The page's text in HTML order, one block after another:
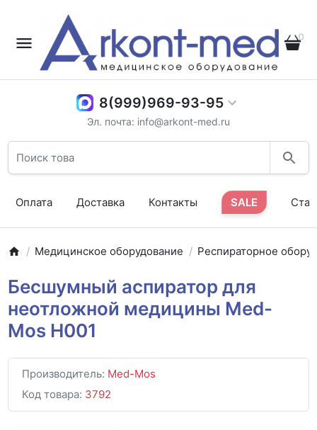
0
8(999)969-93-95
Эл. почта: info@arkont-med.ru
Оплата Доставка Контакты SALE
Медицинское оборудование Респираторное
Бесшумный аспиратор для
неотложной медицины Med-
Mos H001
Производитель: Med-Mos
Код товара: 3792